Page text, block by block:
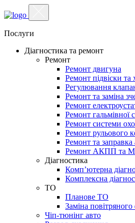
Послуги
Діагностика та ремонт
Ремонт
Ремонт двигуна
Ремонт підвіски та
Регулювання
Ремонт та заміна
Ремонт
Ремонт гальмівної
Ремонт системи
Ремонт рульового
Ремонт та заправка
Ремонт АКПП та
Діагностика
Комп’ютерна
Комплексна
ТО
Планове ТО
Заміна повітряного
Чіп-тюнінг авто